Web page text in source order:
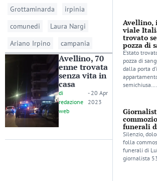
Grottaminarda
irpinia
comunedi
Laura Nargi
Ariano Irpino
campania
Avellino, 70
enne trovata
senza vita in
casa
di
redazione
web
- 20 Apr
2023
Avellino,
viale
trovato
pozza di
E’stato
pozza di
dalla porta
semichiusa….
funerali
Silenzio,
folla
funerali di
giornalista